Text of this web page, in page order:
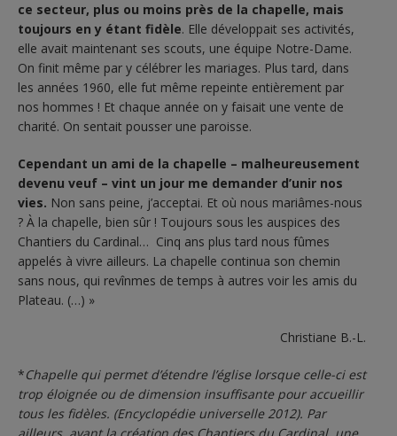
ce secteur, plus ou moins près de la chapelle, mais
toujours en y étant fidèle. Elle développait ses activités,
elle avait maintenant ses scouts, une équipe Notre-Dame.
On finit même par y célébrer les mariages. Plus tard, dans
les années 1960, elle fut même repeinte entièrement par
nos hommes ! Et chaque année on y faisait une vente de
charité. On sentait pousser une paroisse.
Cependant un ami de la chapelle – malheureusement
devenu veuf – vint un jour me demander d’unir nos
vies. Non sans peine, j’acceptai. Et où nous mariâmes-nous
? À la chapelle, bien sûr ! Toujours sous les auspices des
Chantiers du Cardinal… Cinq ans plus tard nous fûmes
appelés à vivre ailleurs. La chapelle continua son chemin
sans nous, qui revînmes de temps à autres voir les amis du
Plateau. (…) »
Christiane B.-L.
*Chapelle qui permet d’étendre l’église lorsque celle-ci est
trop éloignée ou de dimension insuffisante pour accueillir
tous les fidèles. (Encyclopédie universelle 2012). Par